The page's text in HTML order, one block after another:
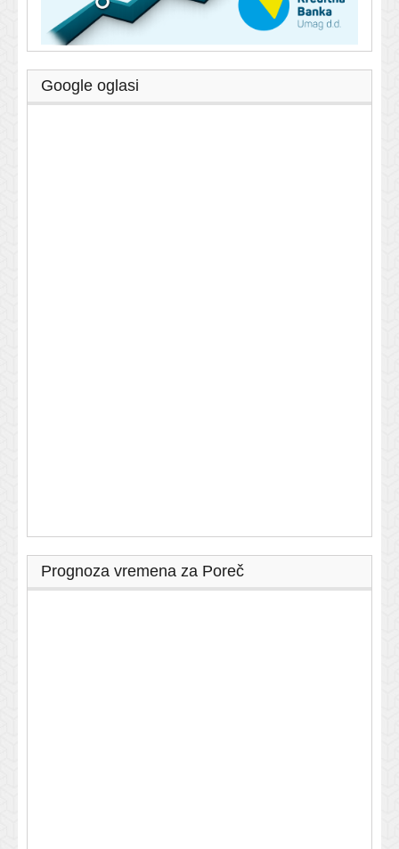
Google oglasi
Prognoza vremena za Poreč